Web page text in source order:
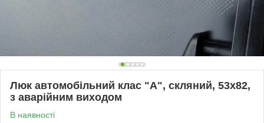
Люк автомобільний клас "А", скляний, 53х82,
з аварійним виходом
В наявності